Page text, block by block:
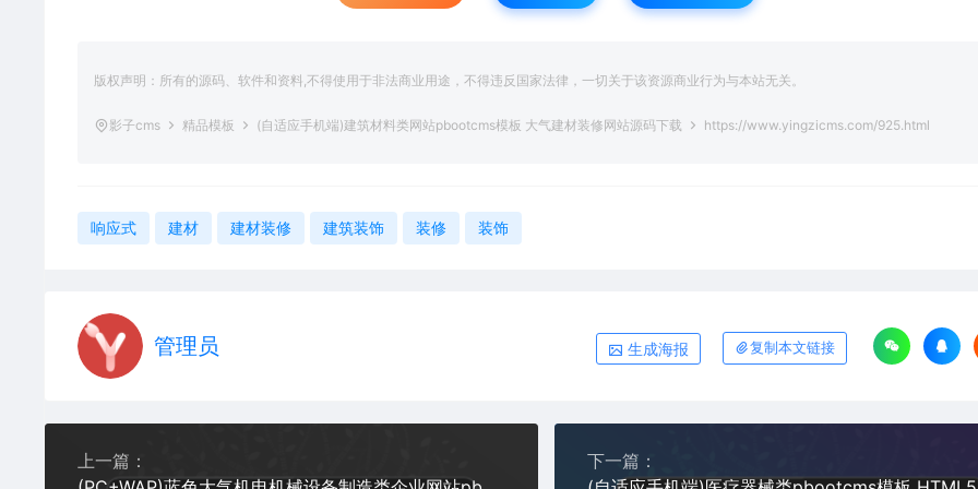
版权声明：所有的源码、软件和资料,不得使用于非法商业用途，不得违反国家法律，一切关于该资源商业行为与本站无关。
影子cms 精品模板 (自适应手机端)建筑材料类网站pbootcms模板 大气建材装修网站源码下载 https://www.yingzicms.com/925.html
响应式 建材 建材装修 建筑装饰 装修 装饰
管理员 生成海报 复制本文链接
上一篇：
下一篇：